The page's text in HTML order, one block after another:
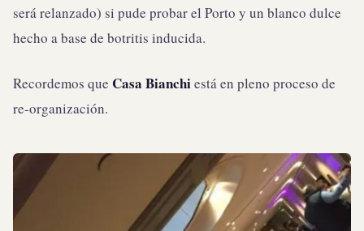
será relanzado) si pude probar el Porto y un blanco dulce
hecho a base de botritis inducida.
Recordemos que Casa Bianchiestá en pleno proceso de
re-organización.